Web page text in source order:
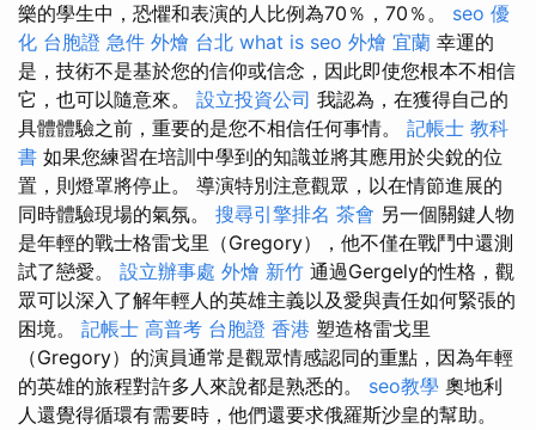
樂的學生中，恐懼和表演的人比例為70％，70％。 seo 優
化 台胞證 急件 外燴 台北 what is seo 外燴 宜蘭 幸運的
是，技術不是基於您的信仰或信念，因此即使您根本不相信
它，也可以隨意來。 設立投資公司 我認為，在獲得自己的
具體體驗之前，重要的是您不相信任何事情。 記帳士 教科
書 如果您練習在培訓中學到的知識並將其應用於尖銳的位
置，則燈罩將停止。 導演特別注意觀眾，以在情節進展的
同時體驗現場的氣氛。 搜尋引擎排名 茶會 另一個關鍵人物
是年輕的戰士格雷戈里（Gregory），他不僅在戰鬥中還測
試了戀愛。 設立辦事處 外燴 新竹 通過Gergely的性格，觀
眾可以深入了解年輕人的英雄主義以及愛與責任如何緊張的
困境。 記帳士 高普考 台胞證 香港 塑造格雷戈里
（Gregory）的演員通常是觀眾情感認同的重點，因為年輕
的英雄的旅程對許多人來說都是熟悉的。 seo教學 奧地利
人還覺得循環有需要時，他們還要求俄羅斯沙皇的幫助。